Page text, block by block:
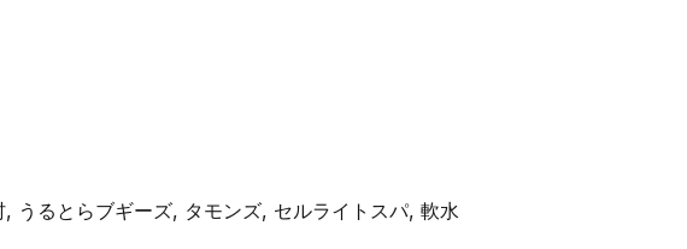
うるとらブギーズ, タモンズ, セルライトスパ, 軟水